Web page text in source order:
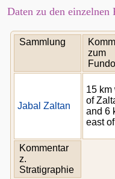
Daten zu den einzelnen
Sammlung
zum
Jabal Zaltan
15 km
of
and 6
east
Kommentar
z.
Stratigraphie